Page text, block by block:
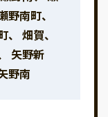
南町、
畑賀、
矢野新
野南